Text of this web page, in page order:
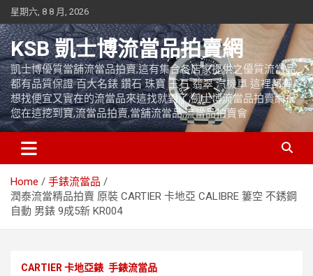
Skip
to
content
星期六, 8 8 月, 2026
KSB 凱士博流當品拍賣網
凱士博優質當舖流當品拍賣,這有集合各店家提供之優質流當品,
都有品質保證 百大名錶 鑽石 珠寶 玉石 翡翠 汽機車 這裡都有
想找便宜又實在的流當品來這找就對了,凱士博流當品拍賣網祝
您在這挖到寶,流當品拍賣,當舖流當品,流當品拍賣會
Home
手錶流當品
潤泰流當精品拍賣 原裝 CARTIER 卡地亞 CALIBRE 簍空 不銹鋼
自動 男錶 9成5新 KR004
CARTIER 卡地亞錶 手錶流當品